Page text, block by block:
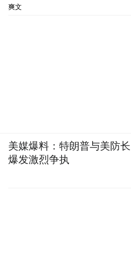
爽文
美媒爆料：特朗普与美防长
爆发激烈争执